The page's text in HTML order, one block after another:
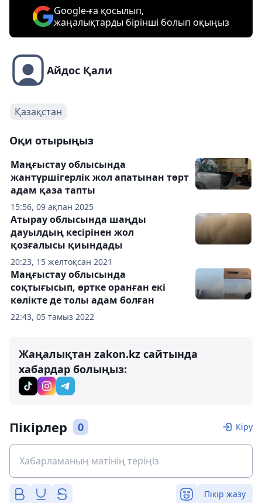
Google-ға қосылып,
жаңалықтарды бірінші болып оқыңыз
Айдос Қали
Қазақстан
Оқи отырыңыз
15:56, 09 ақпан 2025
Маңғыстау облысында
жантүршігерлік жол апатынан төрт
адам қаза тапты
20:23, 15 желтоқсан 2021
Атырау облысында шаңды
дауылдың кесірінен жол
қозғалысы қиындады
22:43, 05 тамыз 2022
Маңғыстау облысында
соқтығысып, өртке оранған екі
көлікте де толы адам болған
Жаңалықтан zakon.kz сайтында
хабардар болыңыз:
Пікірлер 0 Кіру
Пікір жазу